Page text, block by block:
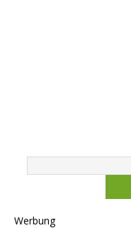
Werbung